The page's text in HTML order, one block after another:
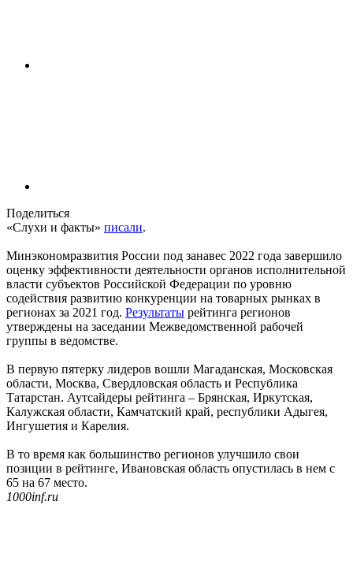
Поделиться
«Слухи и факты» писали.
Минэкономразвития России под занавес 2022 года завершило
оценку эффективности деятельности органов исполнительной
власти субъектов Российской Федерации по уровню
содействия развитию конкуренции на товарных рынках в
регионах за 2021 год. Результаты рейтинга регионов
утверждены на заседании Межведомственной рабочей
группы в ведомстве.
В первую пятерку лидеров вошли Магаданская, Московская
области, Москва, Свердловская область и Республика
Татарстан. Аутсайдеры рейтинга – Брянская, Иркутская,
Калужская области, Камчатский край, республики Адыгея,
Ингушетия и Карелия.
В то время как большинство регионов улучшило свои
позиции в рейтинге, Ивановская область опустилась в нем с
65 на 67 место.
1000inf.ru